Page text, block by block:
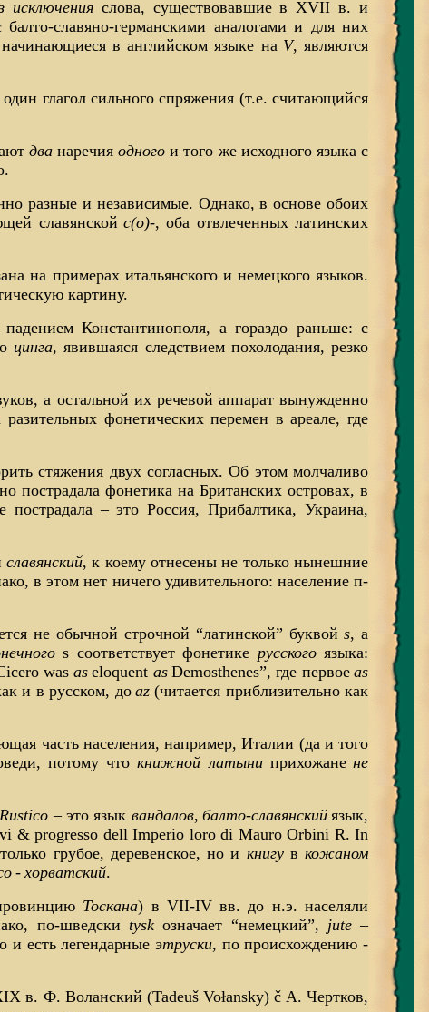
исключенияслова, существовавшие в XVII в. и
балто-славяно-германскими аналогами и для них
в английском языке на V, являются
глагол сильного спряжения (т.е. считающийся
дванаречияодного и того же исходного языка с
разные и независимые. Однако, в основе обоих
славянской c(o)-, оба отвлеченных латинских
на примерах итальянского и немецкого языков.
картину.
Константинополя, а гораздо раньше: с
цинга, явившаяся следствием похолодания, резко
а остальной их речевой аппарат вынужденно
фонетических перемен в ареале, где
стяжения двух согласных. Об этом молчаливо
фонетика на Британских островах, в
– это Россия, Прибалтика, Украина,
славянский, к коему отнесены не только нынешние
в этом нет ничего удивительного: население п-
не обычной строчной “латинской” буквой s, а
s соответствует фонетике русскогоязыка:
was as eloquent as Demosthenes”, где первое as
и в русском, до az (читается приблизительно как
часть населения, например, Италии (да и того
потому чтокнижной латыниприхожане не
Rusticо – это язык вандалов, балто-славянский язык,
& progresso dell Imperio loro di Mauro Orbini R. In
грубое, деревенское, но и книгувкожаном
- хорватский.
Тоскана) в VII-IV вв. до н.э. населяли
по-шведски tysk означает “немецкий”, jute –
и есть легендарныеэтруски, по происхождению -
в. Ф. Воланский (Tadeuš Vołansky) č А. Чертков,